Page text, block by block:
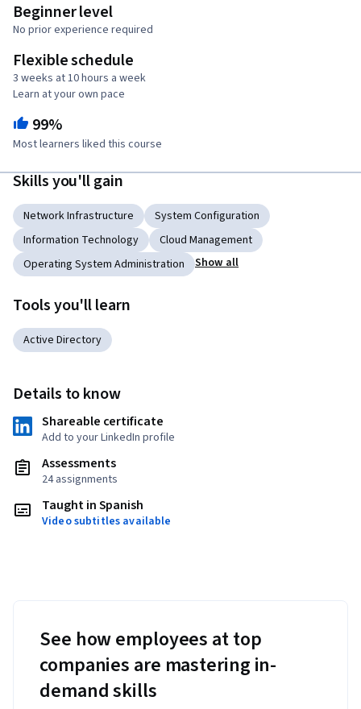
Beginner level
No prior experience required
Flexible schedule
3 weeks at 10 hours a week
Learn at your own pace
99%
Most learners liked this course
Skills you'll gain
Network Infrastructure
System Configuration
Information Technology
Cloud Management
Operating System Administration
Show all
Tools you'll learn
Active Directory
Details to know
Shareable certificate
Add to your LinkedIn profile
Assessments
24 assignments
Taught in Spanish
Video subtitles available
See how employees at top
companies are mastering in-
demand skills